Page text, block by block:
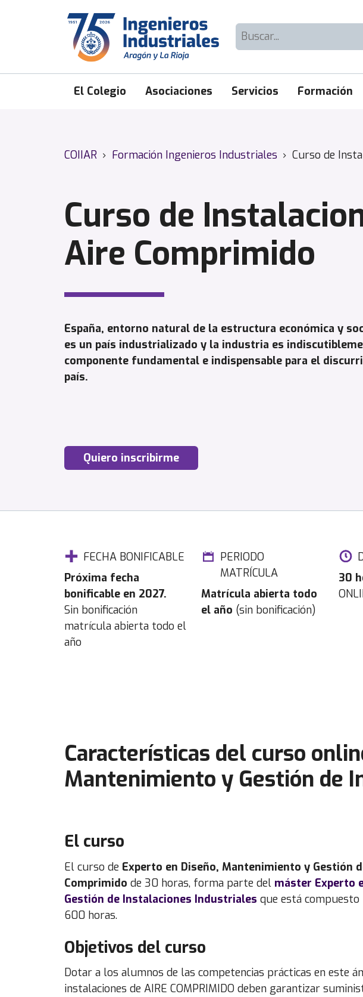
Buscar:
El Colegio Asociaciones Servicios Formación
COIIAR › Formación Ingenieros Industriales › Curso de
Curso de
Aire Comprimido
España, entorno natural de la estructura económica y
es un país industrializado y la industria es
componente fundamental e indispensable para el
país.
Quiero inscribirme
FECHA BONIFICABLE
Próxima fecha
bonificable en 2027.
Sin bonificación
matrícula abierta todo el
año
PERIODO
MATRÍCULA
Matrícula abierta todo
el año (sin bonificación)
30
Características del curso
Mantenimiento y Gestión de
El curso
El curso de Experto en Diseño, Mantenimiento y Gestión
Comprimido de 30 horas, forma parte del máster Experto
Gestión de Instalaciones Industriales que está
600 horas.
Objetivos del curso
Dotar a los alumnos de las competencias prácticas en este
instalaciones de AIRE COMPRIMIDO deben garantizar